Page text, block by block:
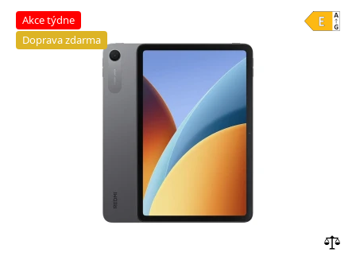
Akce týdne
Doprava zdarma